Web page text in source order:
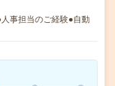
事担当のご経験●自動